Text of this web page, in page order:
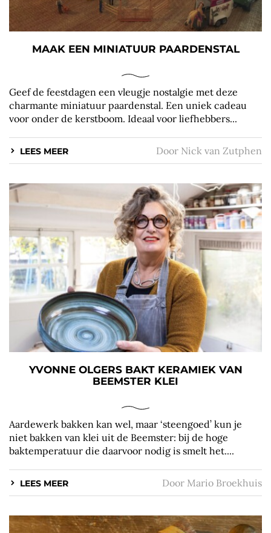
MAAK EEN MINIATUUR PAARDENSTAL
Geef de feestdagen een vleugje nostalgie met deze
charmante miniatuur paardenstal. Een uniek cadeau
voor onder de kerstboom. Ideaal voor liefhebbers...
LEES MEER Door Nick van Zutphen
YVONNE OLGERS BAKT KERAMIEK VAN
BEEMSTER KLEI
Aardewerk bakken kan wel, maar ‘steengoed’ kun je
niet bakken van klei uit de Beemster: bij de hoge
baktemperatuur die daarvoor nodig is smelt het....
LEES MEER Door Mario Broekhuis